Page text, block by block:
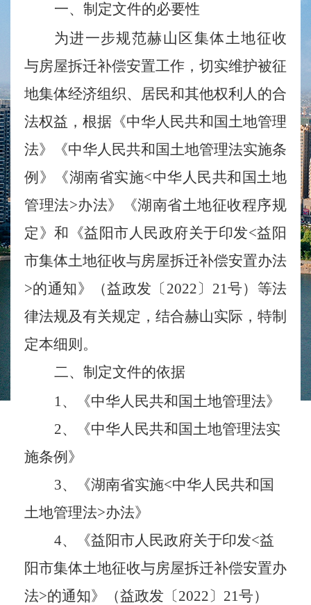
一、制定文件的必要性
为进一步规范赫山区集体土地征收
与房屋拆迁补偿安置工作，切实维护被征
地集体经济组织、居民和其他权利人的合
法权益，根据《中华人民共和国土地管理
法》《中华人民共和国土地管理法实施条
例》《湖南省实施<中华人民共和国土地
管理法>办法》《湖南省土地征收程序规
定》和《益阳市人民政府关于印发<益阳
市集体土地征收与房屋拆迁补偿安置办法
>的通知》（益政发〔2022〕21号）等法
律法规及有关规定，结合赫山实际，特制
定本细则。
二、制定文件的依据
1、
《中华人民共和国土地管理法》
2、
《中华人民共和国土地管理法实
施条例》
3、
《湖南省实施<中华人民共和国
土地管理法>办法》
4、
《益阳市人民政府关于印发<益
阳市集体土地征收与房屋拆迁补偿安置办
法>的通知》（益政发〔2022〕21号）